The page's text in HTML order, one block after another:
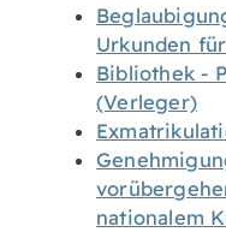
Urkunden
Bibliothek -
(Verleger)
nationalem